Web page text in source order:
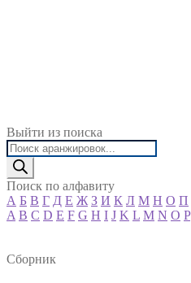
Выйти из поиска
Поиск
товаров
Поиск по алфавиту
А Б В Г Д Е Ж З И К Л М Н О П
A B C D E F G H I J K L M N O P
Сборник